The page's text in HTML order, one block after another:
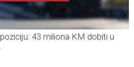
43 miliona KM dobiti u